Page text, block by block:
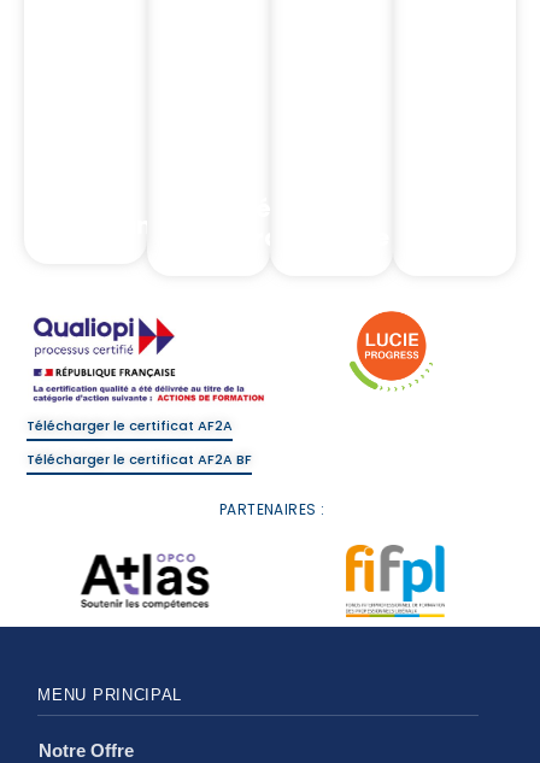
Télécharger le certificat AF2A
Télécharger le certificat AF2A BF
PARTENAIRES :
MENU PRINCIPAL
Notre Offre